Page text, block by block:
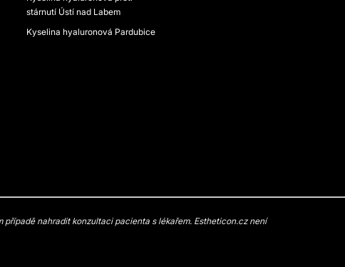
stárnutí Ústí nad Labem
Kyselina hyaluronová Pardubice
nahradit konzultaci pacienta s lékařem. Estheticon.cz není